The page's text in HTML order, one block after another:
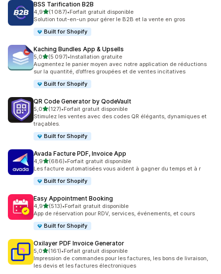
BSS Tarification B2B
4,9étoile(s) sur 5
(1 087)
1087 avis au total
•Forfait gratuit disponible
Solution tout-en-un pour gérer le B2B et la vente en gros
Built for Shopify
Kaching Bundles App & Upsells
5,0étoile(s) sur 5
(5 097)
5097 avis au total
•Installation gratuite
Augmentez le panier moyen avec notre application de réductions
sur la quantité, d’offres groupées et de ventes incitatives
Built for Shopify
QR Code Generator by QodeVault
5,0étoile(s) sur 5
(127)
127 avis au total
•Forfait gratuit disponible
Stimulez les ventes avec des codes QR élégants, dynamiques et
traçables.
Built for Shopify
Avada Facture PDF, Invoice App
4,9étoile(s) sur 5
(686)
686 avis au total
•Forfait gratuit disponible
Les facture automatisées vous aident à gagner du temps et à r
Built for Shopify
Easy Appointment Booking
4,9étoile(s) sur 5
(513)
513 avis au total
•Forfait gratuit disponible
App de réservation pour RDV, services, événements, et cours
Built for Shopify
Oxilayer PDF Invoice Generator
5,0étoile(s) sur 5
(161)
161 avis au total
•Forfait gratuit disponible
Impression de commandes pour les factures, les bons de livraison,
les devis et les factures électroniques